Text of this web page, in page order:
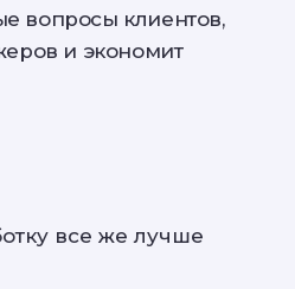
вопросы клиентов,
и экономит
все же лучше